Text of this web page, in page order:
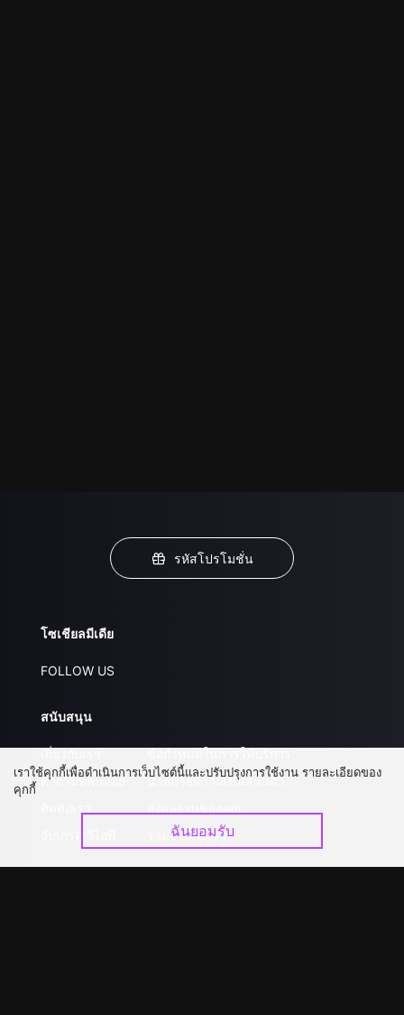
รหัสโปรโมชั่น
โซเชียลมีเดีย
FOLLOW US
สนับสนุน
คำถามที่พบบ่อย
นโยบายความเป็นส่วนตัว
ร่วมงานกับเรา
เราใช้คุกกี้เพื่อดำเนินการเว็บไซต์นี้และปรับปรุงการใช้งาน รายละเอียดของ
คุกกี้
ฉันยอมรับ